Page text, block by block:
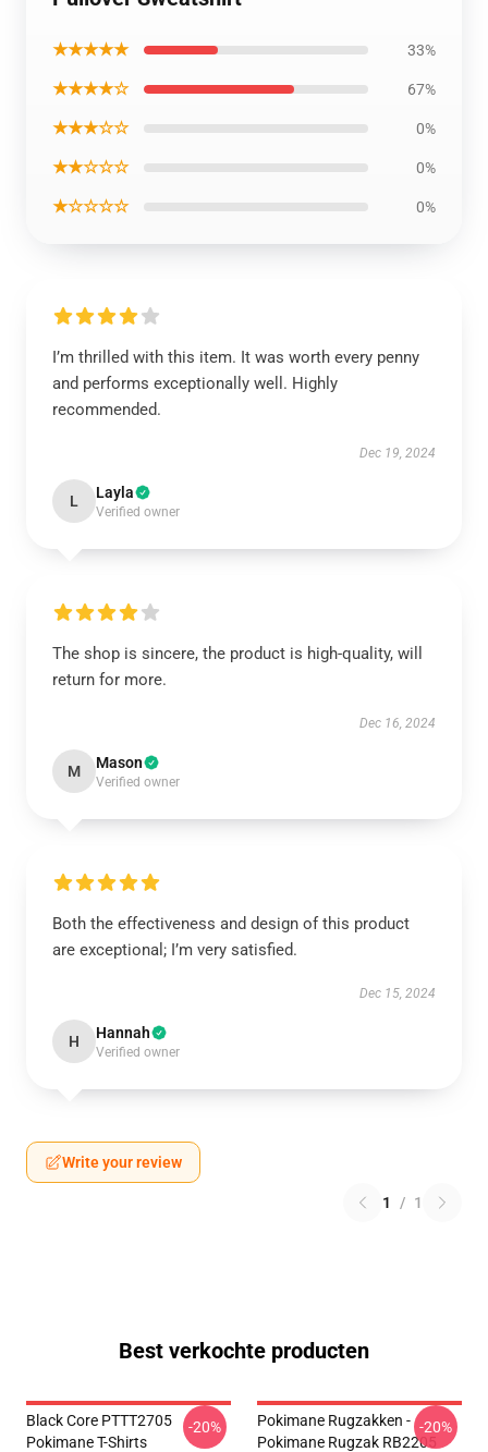
★★★★★ 33%
★★★★☆ 67%
★★★☆☆ 0%
★★☆☆☆ 0%
★☆☆☆☆ 0%
I’m thrilled with this item. It was worth every penny
and performs exceptionally well. Highly
recommended.
Dec 19, 2024
L Layla
Verified owner
The shop is sincere, the product is high-quality, will
return for more.
Dec 16, 2024
M Mason
Verified owner
Both the effectiveness and design of this product
are exceptional; I’m very satisfied.
Dec 15, 2024
H Hannah
Verified owner
Write your review
1 / 1
Best verkochte producten
Black Core PTTT2705
Pokimane T-Shirts
-20%
Pokimane Rugzakken -
Pokimane Rugzak RB2205
-20%